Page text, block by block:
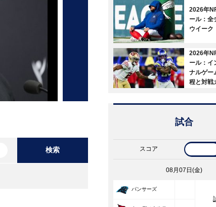
検索
2026年
ール：全
ウイーク
2026年
ール：イ
ナルゲー
程と対戦
試合
スコア
08月07日(金)
パンサーズ